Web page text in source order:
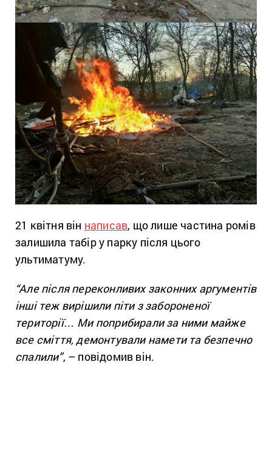
21 квітня він написав, що лише частина ромів
залишила табір у парку після цього
ультиматуму.
“Але після переконливих законних аргументів
інші теж вирішили піти з забороненої
території… Ми поприбирали за ними майже
все сміття, демонтували намети та безпечно
спалили”, – повідомив він.